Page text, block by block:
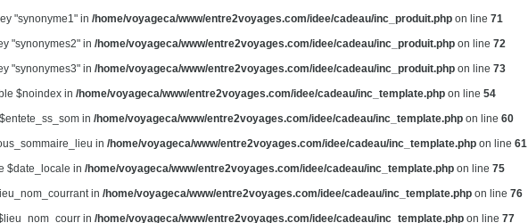
"synonyme1" in /home/voyageca/www/entre2voyages.com/idee/cadeau/inc_produit.php on line 71
"synonymes2" in /home/voyageca/www/entre2voyages.com/idee/cadeau/inc_produit.php on line 72
"synonymes3" in /home/voyageca/www/entre2voyages.com/idee/cadeau/inc_produit.php on line 73
$noindex in /home/voyageca/www/entre2voyages.com/idee/cadeau/inc_template.php on line 54
in /home/voyageca/www/entre2voyages.com/idee/cadeau/inc_template.phpon line 60
in /home/voyageca/www/entre2voyages.com/idee/cadeau/inc_template.php on line 61
$date_locale in /home/voyageca/www/entre2voyages.com/idee/cadeau/inc_template.php on line 75
in /home/voyageca/www/entre2voyages.com/idee/cadeau/inc_template.phpon line 76
in /home/voyageca/www/entre2voyages.com/idee/cadeau/inc_template.php on line 77